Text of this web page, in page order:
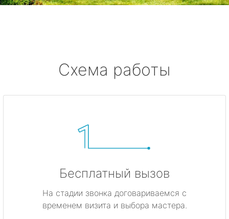
Схема работы
Бесплатный вызов
На стадии звонка договариваемся с
временем визита и выбора мастера.